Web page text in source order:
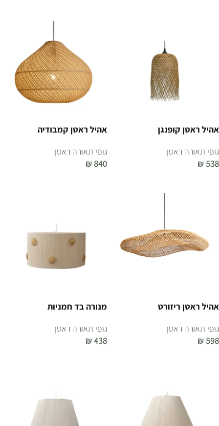
אהיל ראטן קופנגן
גופי תאורה ראטן
₪538
אהיל ראטן קמבודיה
גופי תאורה ראטן
₪840
אהיל ראטן ריזורט
גופי תאורה ראטן
₪598
מנורה בד חמניות
גופי תאורה ראטן
₪438